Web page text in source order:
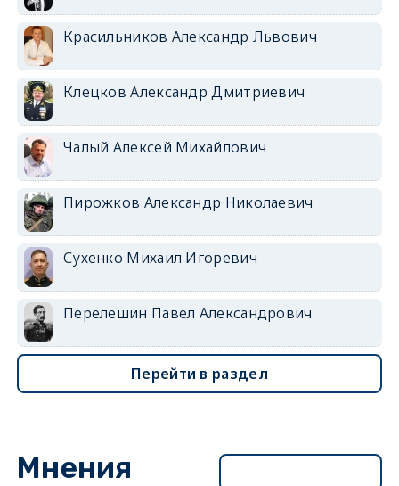
Красильников Александр Львович
Клецков Александр Дмитриевич
Чалый Алексей Михайлович
Пирожков Александр Николаевич
Сухенко Михаил Игоревич
Перелешин Павел Александрович
Перейти в раздел
Мнения